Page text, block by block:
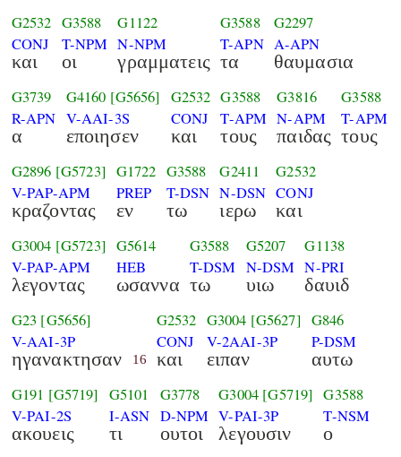
G2532
CONJ
και
G3588
T-NPM
οι
G1122
N-NPM
γραμματεις
G3588
T-APN
τα
G2297
A-APN
θαυμασια
G3739
R-APN
α
G4160 [G5656]
V-AAI-3S
εποιησεν
G2532
CONJ
και
G3588
T-APM
τους
G3816
N-APM
παιδας
G3588
T-APM
τους
G2896 [G5723]
V-PAP-APM
κραζοντας
G1722
PREP
εν
G3588
T-DSN
τω
G2411
N-DSN
ιερω
G2532
CONJ
και
G3004 [G5723]
V-PAP-APM
λεγοντας
G5614
HEB
ωσαννα
G3588
T-DSM
τω
G5207
N-DSM
υιω
G1138
N-PRI
δαυιδ
G23 [G5656]
V-AAI-3P
ηγανακτησαν 16
G2532
CONJ
και
G3004 [G5627]
V-2AAI-3P
ειπαν
G846
P-DSM
αυτω
G191 [G5719]
V-PAI-2S
ακουεις
G5101
I-ASN
τι
G3778
D-NPM
ουτοι
G3004 [G5719]
V-PAI-3P
λεγουσιν
G3588
T-NSM
ο